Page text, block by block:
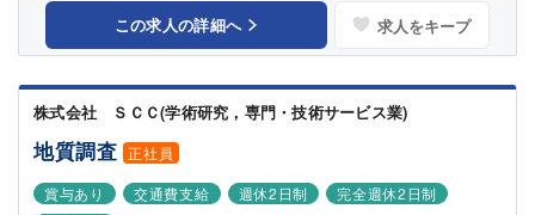
この求人の詳細へ 求人をキープ
株式会社 ＳＣＣ(学術研究，専門・技術サービス業)
地質調査 正社員
賞与あり
交通費支給 週休2日制
完全週休2日制